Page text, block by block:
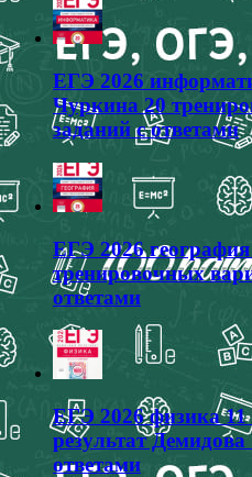
ЕГЭ 2026
Чуркина 20
заданий с ответами
ЕГЭ 2026
тренировочных
ответами
ЕГЭ 2026 физика
результат Демидова
ответами